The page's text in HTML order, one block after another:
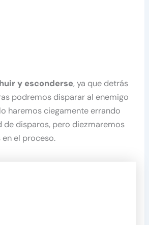
y esconderse, ya que detrás
podremos disparar al enemigo
haremos ciegamente errando
de disparos, pero diezmaremos
en el proceso.